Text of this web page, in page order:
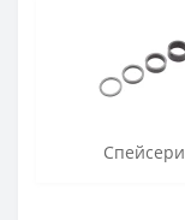
Спейсери